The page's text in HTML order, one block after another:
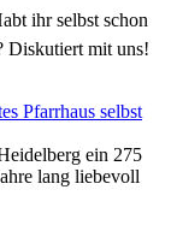
ihr selbst schon
Diskutiert mit uns!
Pfarrhaus selbst
ein 275
lang liebevoll